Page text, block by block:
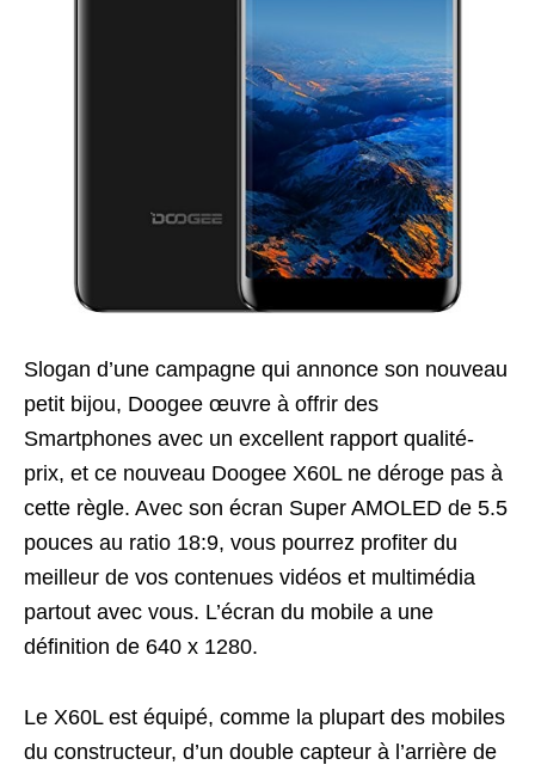
Slogan d’une campagne qui annonce son nouveau
petit bijou, Doogee œuvre à offrir des
Smartphones avec un excellent rapport qualité-
prix, et ce nouveau Doogee X60L ne déroge pas à
cette règle. Avec son écran Super AMOLED de 5.5
pouces au ratio 18:9, vous pourrez profiter du
meilleur de vos contenues vidéos et multimédia
partout avec vous. L’écran du mobile a une
définition de 640 x 1280.
Le X60L est équipé, comme la plupart des mobiles
du constructeur, d’un double capteur à l’arrière de